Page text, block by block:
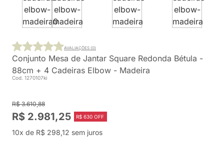
Conjunto Mesa de Jantar Square Redonda Bétula -
88cm + 4 Cadeiras Elbow - Madeira
Cod. 1270107ki
AVALIAÇÕES (0)
R$ 3.610,88
R$ 2.981,25 R$ 630 OFF
10x de R$ 298,12 sem juros